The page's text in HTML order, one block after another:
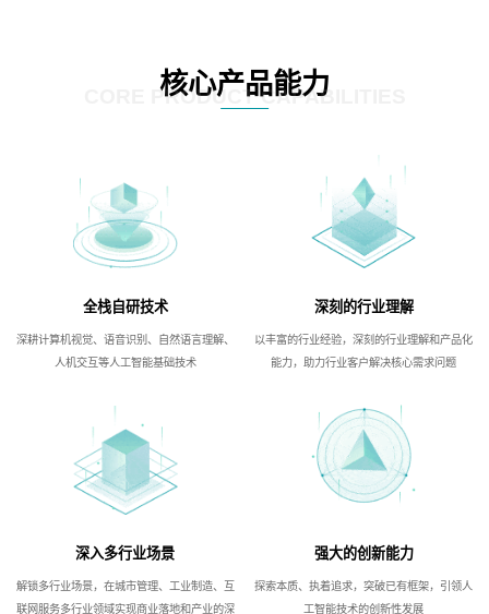
核心产品能力
CORE PRODUCT CAPABILITIES
全栈自研技术
深耕计算机视觉、语音识别、自然语言理解、
人机交互等人工智能基础技术
深刻的行业理解
以丰富的行业经验，深刻的行业理解和产品化
能力，助力行业客户解决核心需求问题
深入多行业场景
解锁多行业场景，在城市管理、工业制造、互
联网服务多行业领域实现商业落地和产业的深
强大的创新能力
探索本质、执着追求，突破已有框架，引领人
工智能技术的创新性发展